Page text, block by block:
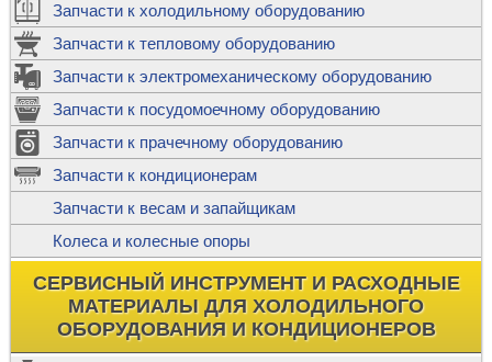
Запчасти к холодильному оборудованию
Запчасти к тепловому оборудованию
Запчасти к электромеханическому оборудованию
Запчасти к посудомоечному оборудованию
Запчасти к прачечному оборудованию
Запчасти к кондиционерам
Запчасти к весам и запайщикам
Колеса и колесные опоры
СЕРВИСНЫЙ ИНСТРУМЕНТ И РАСХОДНЫЕ
МАТЕРИАЛЫ ДЛЯ ХОЛОДИЛЬНОГО
ОБОРУДОВАНИЯ И КОНДИЦИОНЕРОВ